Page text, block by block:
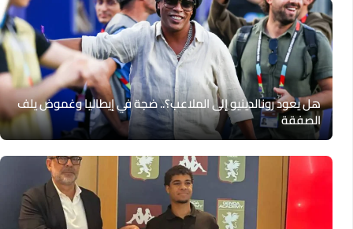
هل يعود رونالدينيو إلى الملاعب؟.. ضجة في إيطاليا وغموض يلف
الصفقة